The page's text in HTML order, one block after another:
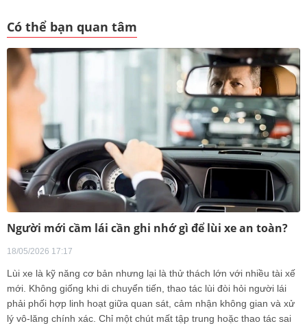
Có thể bạn quan tâm
Người mới cầm lái cần ghi nhớ gì để lùi xe an toàn?
18/05/2026 17:17
Lùi xe là kỹ năng cơ bản nhưng lại là thử thách lớn với nhiều tài xế
mới. Không giống khi di chuyển tiến, thao tác lùi đòi hỏi người lái
phải phối hợp linh hoạt giữa quan sát, cảm nhận không gian và xử
lý vô-lăng chính xác. Chỉ một chút mất tập trung hoặc thao tác sai